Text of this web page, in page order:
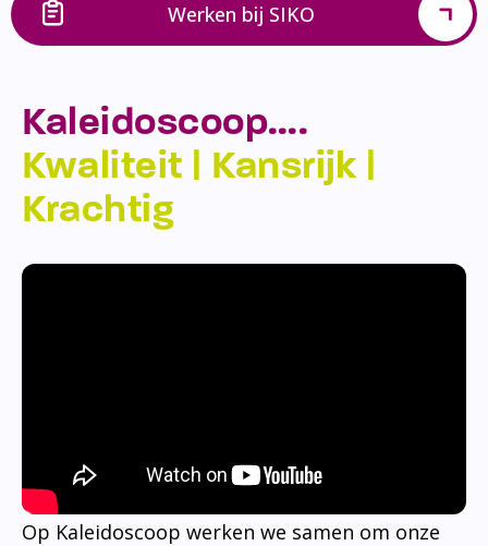
Werken bij SIKO
Kaleidoscoop….
Kwaliteit | Kansrijk |
Krachtig
Op Kaleidoscoop werken we samen om onze